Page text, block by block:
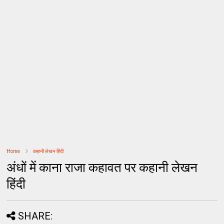
Home कहानी लेखन हिंदी
अंधों में काना राजा कहावत पर कहानी लेखन
हिंदी
SHARE: